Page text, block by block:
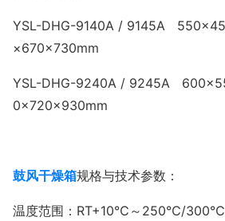
YSL-DHG-9140A / 9145A
×670×730mm
YSL-DHG-9240A / 9245A
0×720×930mm
鼓风干燥箱规格与技术参数：
温度范围：RT+10℃～250℃/300℃